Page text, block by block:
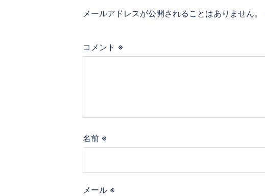
メールアドレスが公開されることはありません。
コメント ※
名前 ※
メール ※